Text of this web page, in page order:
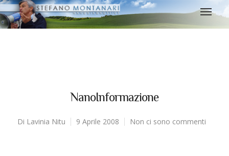
NanoInformazione
Di Lavinia Nitu 9 Aprile 2008 Non ci sono commenti